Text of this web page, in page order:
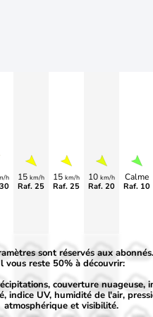
h 15 km/h
Raf. 25
15 km/h
Raf. 25
10 km/h
Raf. 20
Calme
Raf. 10
50%
30%
50%
30%
50%
30%
50%
30%
sont réservés aux abonnés.
vous reste 50% à découvrir:
couverture nuageuse,
indice UV, humidité de l'air,
atmosphérique et visibilité.